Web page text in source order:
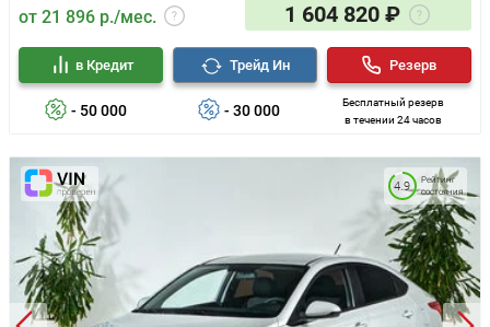
от 21 896 р./мес. 1 604 820 ₽
- 50 000
в Кредит
- 30 000
Трейд Ин
Бесплатный резерв
в течении 24 часов
Резерв
Рейтинг
состояния
4.9